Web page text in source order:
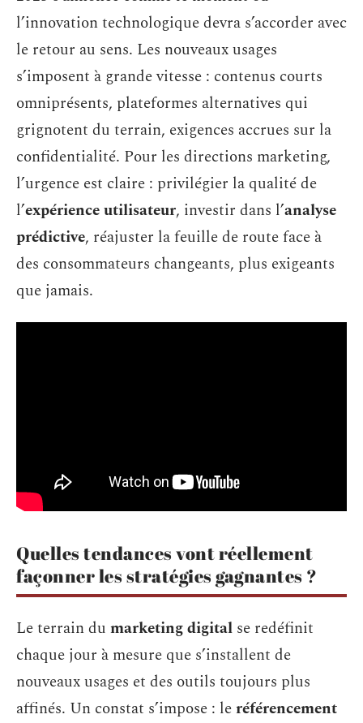
l’innovation technologique devra s’accorder avec
le retour au sens. Les nouveaux usages
s’imposent à grande vitesse : contenus courts
omniprésents, plateformes alternatives qui
grignotent du terrain, exigences accrues sur la
confidentialité. Pour les directions marketing,
l’urgence est claire : privilégier la qualité de
l’expérience utilisateur, investir dans l’analyse
prédictive, réajuster la feuille de route face à
des consommateurs changeants, plus exigeants
que jamais.
Quelles tendances vont réellement
façonner les stratégies gagnantes ?
Le terrain du marketing digital se redéfinit
chaque jour à mesure que s’installent de
nouveaux usages et des outils toujours plus
affinés. Un constat s’impose : leréférencement